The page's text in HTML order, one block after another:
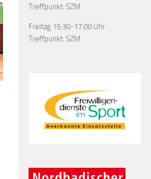
Treffpunkt: SZM
Freitag 15:30-17:00 Uhr
Treffpunkt: SZM